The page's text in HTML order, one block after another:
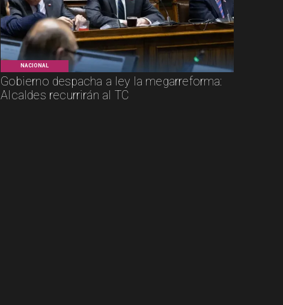
NACIONAL
Gobierno despacha a ley la megarreforma:
Alcaldes recurrirán al TC